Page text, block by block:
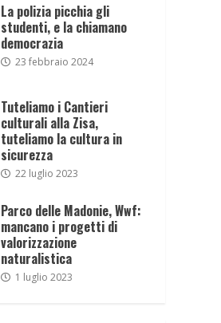
La polizia picchia gli
studenti, e la chiamano
democrazia
23 febbraio 2024
Tuteliamo i Cantieri
culturali alla Zisa,
tuteliamo la cultura in
sicurezza
22 luglio 2023
Parco delle Madonie, Wwf:
mancano i progetti di
valorizzazione
naturalistica
1 luglio 2023